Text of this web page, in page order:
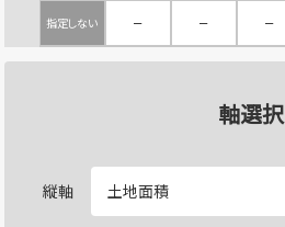
指定しない － － －
軸選択
縦軸